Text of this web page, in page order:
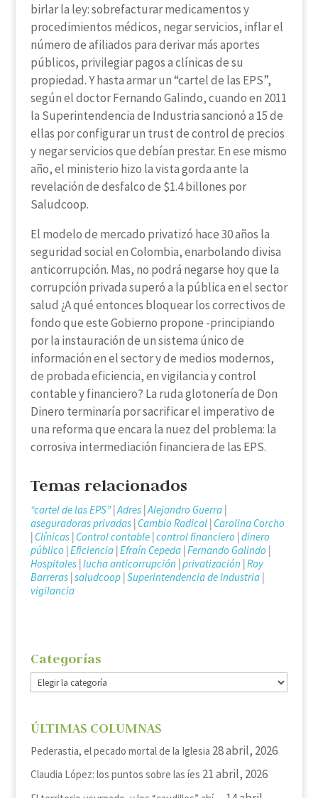
birlar la ley: sobrefacturar medicamentos y
procedimientos médicos, negar servicios, inflar el
número de afiliados para derivar más aportes
públicos, privilegiar pagos a clínicas de su
propiedad. Y hasta armar un “cartel de las EPS”,
según el doctor Fernando Galindo, cuando en 2011
la Superintendencia de Industria sancionó a 15 de
ellas por configurar un trust de control de precios
y negar servicios que debían prestar. En ese mismo
año, el ministerio hizo la vista gorda ante la
revelación de desfalco de $1.4 billones por
Saludcoop.
El modelo de mercado privatizó hace 30 años la
seguridad social en Colombia, enarbolando divisa
anticorrupción. Mas, no podrá negarse hoy que la
corrupción privada superó a la pública en el sector
salud ¿A qué entonces bloquear los correctivos de
fondo que este Gobierno propone -principiando
por la instauración de un sistema único de
información en el sector y de medios modernos,
de probada eficiencia, en vigilancia y control
contable y financiero? La ruda glotonería de Don
Dinero terminaría por sacrificar el imperativo de
una reforma que encara la nuez del problema: la
corrosiva intermediación financiera de las EPS.
Temas relacionados
“cartel de las EPS”|Adres|Alejandro Guerra|
aseguradoras privadas|Cambio Radical|Carolina Corcho
|Clínicas|Control contable|control financiero |dinero
público |Eficiencia|Efraín Cepeda|Fernando Galindo |
Hospitales|lucha anticorrupción |privatización |Roy
Barreras|saludcoop|Superintendencia de Industria|
vigilancia
Categorías
Categorías
ÚLTIMAS COLUMNAS
Pederastia, el pecado mortal de la Iglesia 28 abril, 2026
Claudia López: los puntos sobre las íes 21 abril, 2026